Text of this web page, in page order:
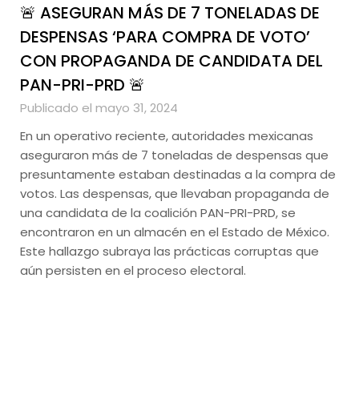
🚨 ASEGURAN MÁS DE 7 TONELADAS DE
DESPENSAS ‘PARA COMPRA DE VOTO’
CON PROPAGANDA DE CANDIDATA DEL
PAN-PRI-PRD 🚨
Publicado el mayo 31, 2024
En un operativo reciente, autoridades mexicanas
aseguraron más de 7 toneladas de despensas que
presuntamente estaban destinadas a la compra de
votos. Las despensas, que llevaban propaganda de
una candidata de la coalición PAN-PRI-PRD, se
encontraron en un almacén en el Estado de México.
Este hallazgo subraya las prácticas corruptas que
aún persisten en el proceso electoral.